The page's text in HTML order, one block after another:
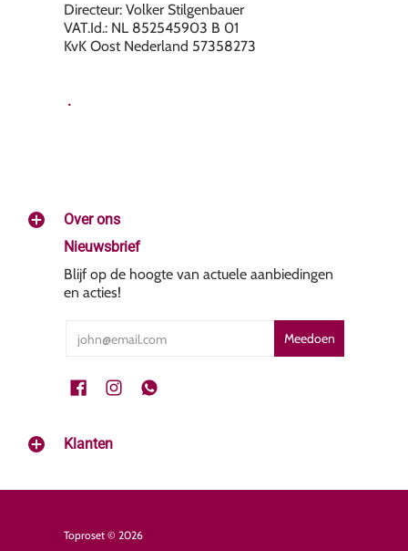
Directeur: Volker Stilgenbauer
VAT.Id.: NL 852545903 B 01
KvK Oost Nederland 57358273
.
Over ons
Nieuwsbrief
Blijf op de hoogte van actuele aanbiedingen
en acties!
Meedoen
Klanten
Toproset © 2026